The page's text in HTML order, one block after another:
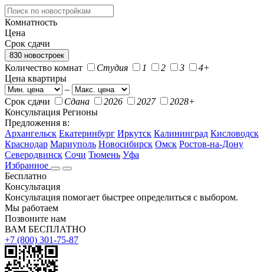
Комнатность
Цена
Срок сдачи
830 новостроек
Количество комнат Студия 1 2 3
4+
Цена квартиры
–
Срок сдачи
Сдана 2026 2027
2028+
Консультация Регионы
Предложения в:
Архангельск Екатеринбург Иркутск Калининград Кисловодск
Краснодар Мариуполь Новосибирск Омск Ростов-на-Дону
Северодвинск Сочи Тюмень Уфа
Избранное
Бесплатно
Консультация
Консультация помогает быстрее определиться с выбором.
Мы работаем
Позвоните нам
ВАМ БЕСПЛАТНО
+7 (800) 301-75-87